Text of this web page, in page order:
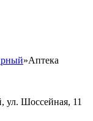
»Аптека
Шоссейная, 11